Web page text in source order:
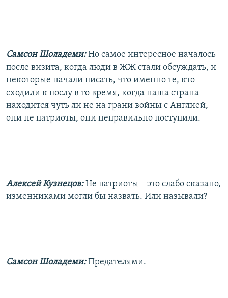
Самсон Шоладеми:Но самое интересное началось
после визита, когда люди в ЖЖ стали обсуждать, и
некоторые начали писать, что именно те, кто
сходили к послу в то время, когда наша страна
находится чуть ли не на грани войны с Англией,
они не патриоты, они неправильно поступили.
Алексей Кузнецов:Не патриоты – это слабо сказано,
изменниками могли бы назвать. Или называли?
Самсон Шоладеми:Предателями.